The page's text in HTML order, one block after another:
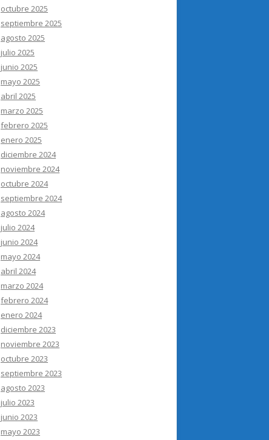
octubre 2025
septiembre 2025
agosto 2025
julio 2025
junio 2025
mayo 2025
abril 2025
marzo 2025
febrero 2025
enero 2025
diciembre 2024
noviembre 2024
octubre 2024
septiembre 2024
agosto 2024
julio 2024
junio 2024
mayo 2024
abril 2024
marzo 2024
febrero 2024
enero 2024
diciembre 2023
noviembre 2023
octubre 2023
septiembre 2023
agosto 2023
julio 2023
junio 2023
mayo 2023